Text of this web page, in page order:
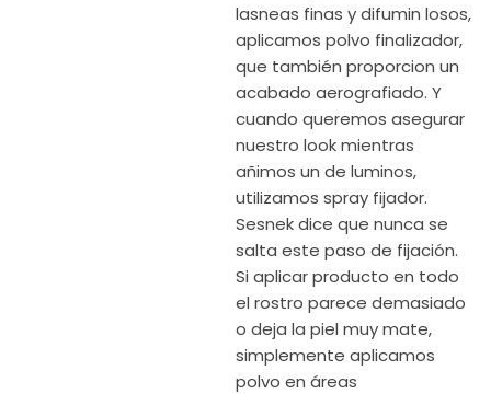
lasneas finas y difumin losos,
aplicamos polvo finalizador,
que también proporcion un
acabado aerografiado. Y
cuando queremos asegurar
nuestro look mientras
añimos un de luminos,
utilizamos spray fijador.
Sesnek dice que nunca se
salta este paso de fijación.
Si aplicar producto en todo
el rostro parece demasiado
o deja la piel muy mate,
simplemente aplicamos
polvo en áreas